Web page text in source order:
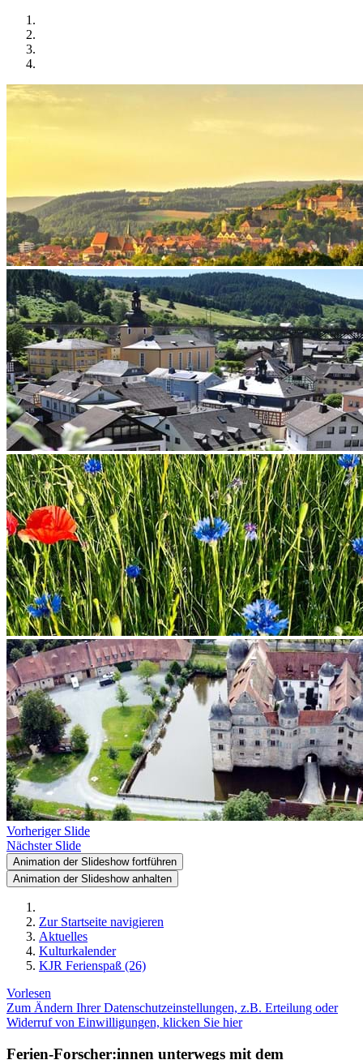
Vorheriger Slide
Nächster Slide
Animation der Slideshow fortführen
Animation der Slideshow anhalten
Zur Startseite navigieren
Aktuelles
Kulturkalender
KJR Ferienspaß (26)
Vorlesen
Zum Ändern Ihrer Datenschutzeinstellungen, z.B. Erteilung oder
Widerruf von Einwilligungen, klicken Sie hier
Ferien-Forscher:innen unterwegs mit dem